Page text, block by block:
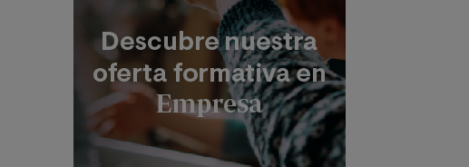
Datos, Avda. Diagonal 662-664, 08034